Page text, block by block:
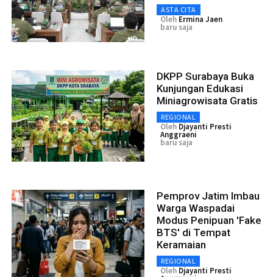
ASTA CITA
Oleh Ermina Jaen
baru saja
DKPP Surabaya Buka
Kunjungan Edukasi
Miniagrowisata Gratis
REGIONAL
Oleh Djayanti Presti
Anggraeni
baru saja
Pemprov Jatim Imbau
Warga Waspadai
Modus Penipuan 'Fake
BTS' di Tempat
Keramaian
REGIONAL
Oleh Djayanti Presti